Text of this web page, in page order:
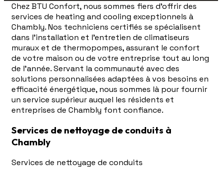
Chez BTU Confort, nous sommes fiers d'offrir des
services de heating and cooling exceptionnels à
Chambly. Nos techniciens certifiés se spécialisent
dans l'installation et l'entretien de climatiseurs
muraux et de thermopompes, assurant le confort
de votre maison ou de votre entreprise tout au long
de l'année. Servant la communauté avec des
solutions personnalisées adaptées à vos besoins en
efficacité énergétique, nous sommes là pour fournir
un service supérieur auquel les résidents et
entreprises de Chambly font confiance.
Services de nettoyage de conduits à
Chambly
Services de nettoyage de conduits